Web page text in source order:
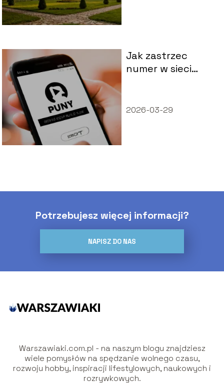
Jak zastrzec
numer w sieci
2026-03-29
Potrzebujesz więcej informacji?
NAPISZ DO NAS
Warszawiaki.com.pl - na naszym blogu znajdziesz
wiele pomysłów na spędzanie wolnego czasu,
rozwoju hobby, inspiracji lifestylowych, naukowych i
rozrywkowych.